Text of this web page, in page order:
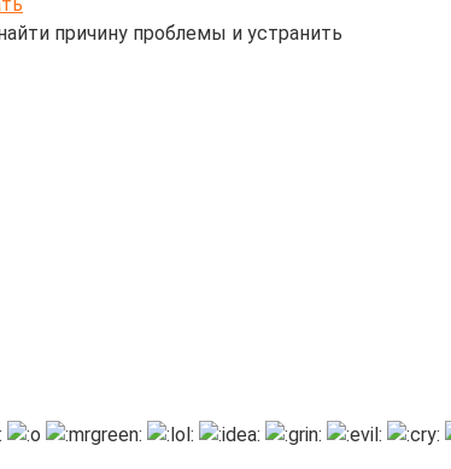
причину проблемы и устранить